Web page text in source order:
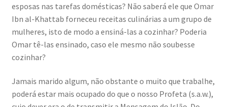
esposas nas tarefas domésticas? Não saberá ele que Omar
Ibn al-Khattab forneceu receitas culinárias a um grupo de
mulheres, isto de modo a ensiná-las a cozinhar? Poderia
Omar tê-las ensinado, caso ele mesmo não soubesse
cozinhar?
Jamais marido algum, não obstante o muito que trabalhe,
poderá estar mais ocupado do que o nosso Profeta (s.a.w.),